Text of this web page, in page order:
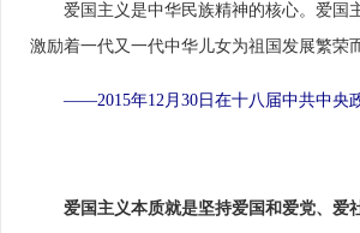
爱国主义是中华民族精神的核心。爱国主
激励着一代又一代中华儿女为祖国发展繁荣
——2015年12月30日在十八届中共中央
爱国主义本质就是坚持爱国和爱党、爱